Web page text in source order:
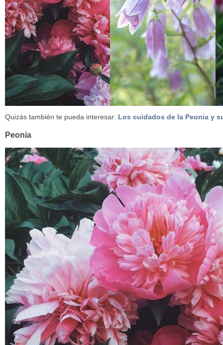
Quizás también te pueda interesar: Los cuidados de la Peonia y
Peonia